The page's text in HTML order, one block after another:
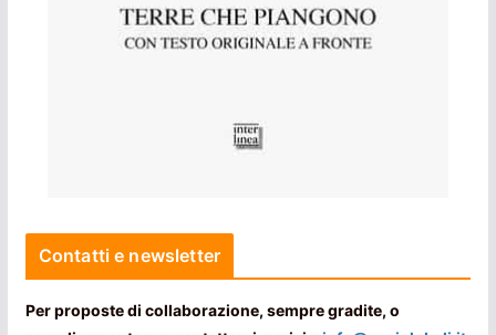
Contatti e newsletter
Per proposte di collaborazione, sempre gradite, o